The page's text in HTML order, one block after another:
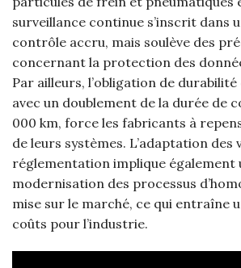
surveillance continue s’inscrit dans
contrôle accru, mais soulève des
concernant la protection des
Par ailleurs, l’obligation de
avec un doublement de la durée de
000 km, force les fabricants à
de leurs systèmes. L’adaptation des
réglementation implique également
modernisation des processus
mise sur le marché, ce qui entraîne
coûts pour l’industrie.